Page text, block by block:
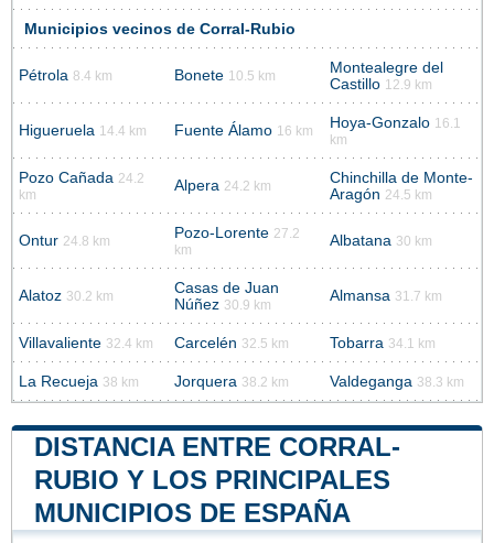
Municipios vecinos de Corral-Rubio
Pétrola 8.4 km Bonete 10.5 km
Montealegre del
Castillo 12.9 km
Higueruela 14.4 km Fuente Álamo 16 km Hoya-Gonzalo 16.1
km
Pozo Cañada 24.2
km
Alpera 24.2 km
Chinchilla de Monte-
Aragón 24.5 km
Ontur 24.8 km Pozo-Lorente 27.2
km
Albatana 30 km
Alatoz 30.2 km
Casas de Juan
Núñez 30.9 km
Almansa 31.7 km
Villavaliente 32.4 km Carcelén 32.5 km Tobarra 34.1 km
La Recueja 38 km Jorquera 38.2 km Valdeganga 38.3 km
DISTANCIA ENTRE CORRAL-
RUBIO Y LOS PRINCIPALES
MUNICIPIOS DE ESPAÑA